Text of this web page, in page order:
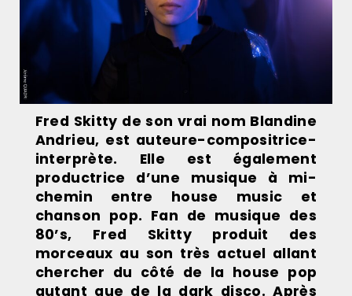
Fred Skitty de son vrai nom Blandine
Andrieu, est auteure-compositrice-
interprète. Elle est également
productrice d’une musique à mi-
chemin entre house music et
chanson pop. Fan de musique des
80’s, Fred Skitty produit des
morceaux au son très actuel allant
chercher du côté de la house pop
autant que de la dark disco. Après